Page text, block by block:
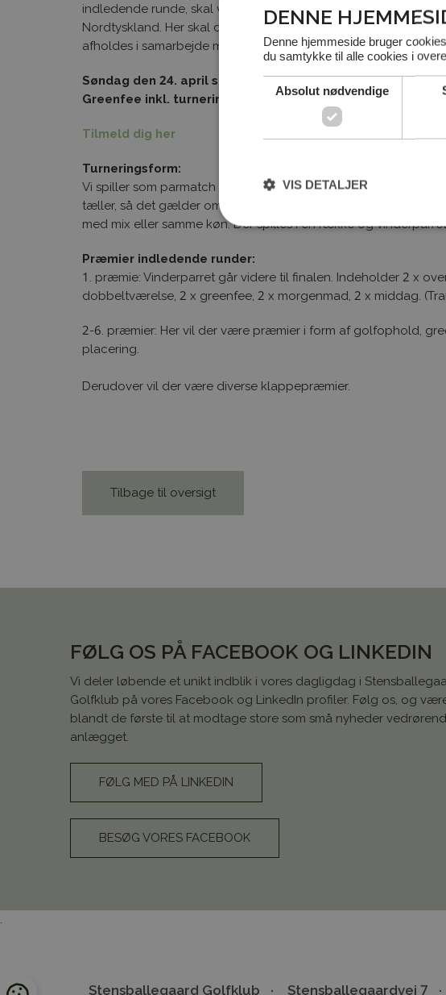
indledende runde, skal videre til finalen på Hotel Breitenburg
Nordtyskland. Her skal der dystes om titlen GolfTyskland.dk
afholdes i samarbejde med Tysk Turistinformation og en række
Søndag den 24. april spilles her i Stensballegaard Golf
Greenfee inkl. turneringsfee 375 DKK (Medlemmer 125
Tilmeld dig her
Turneringsform:
Vi spiller som parmatch fourball stableford 7/8 hcp. Kun den
tæller, så det gælder om at komplementere hinanden bedst
med mix eller samme køn. Der spilles i én række og
Præmier indledende runder:
1. præmie: Vinderparret går videre til finalen. Indeholder 2 x
dobbeltværelse, 2 x greenfee, 2 x morgenmad, 2 x middag.
2-6. præmier: Her vil der være præmier i form af golfophold,
placering.
Derudover vil der være diverse klappepræmier.
Tilbage til oversigt
FØLG OS PÅ FACEBOOK OG LINKEDIN
Vi deler løbende et unikt indblik i vores dagligdag i
Golfklub på vores Facebook og LinkedIn profiler. Følg os, og
blandt de første til at modtage store som små nyheder
anlægget.
FØLG MED PÅ LINKEDIN
BESØG VORES FACEBOOK
.
Stensballegaard Golfklub Stensballegaardvej 7
DENNE
Denne hjemmeside bruger
du samtykke til alle cookies i
Absolut nødvendige
VIS DETALJER